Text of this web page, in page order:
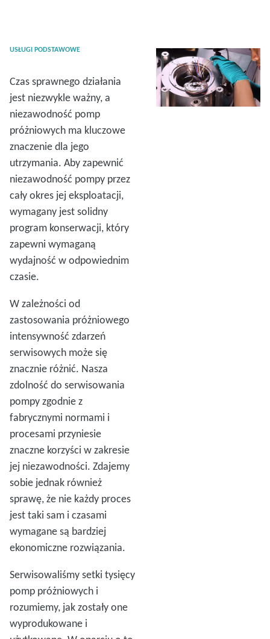
USŁUGI PODSTAWOWE
Czas sprawnego działania
jest niezwykle ważny, a
niezawodność pomp
próżniowych ma kluczowe
znaczenie dla jego
utrzymania. Aby zapewnić
niezawodność pompy przez
cały okres jej eksploatacji,
wymagany jest solidny
program konserwacji, który
zapewni wymaganą
wydajność w odpowiednim
czasie.
W zależności od
zastosowania próżniowego
intensywność zdarzeń
serwisowych może się
znacznie różnić. Nasza
zdolność do serwisowania
pompy zgodnie z
fabrycznymi normami i
procesami przyniesie
znaczne korzyści w zakresie
jej niezawodności. Zdajemy
sobie jednak również
sprawę, że nie każdy proces
jest taki sam i czasami
wymagane są bardziej
ekonomiczne rozwiązania.
Serwisowaliśmy setki tysięcy
pomp próżniowych i
rozumiemy, jak zostały one
wyprodukowane i